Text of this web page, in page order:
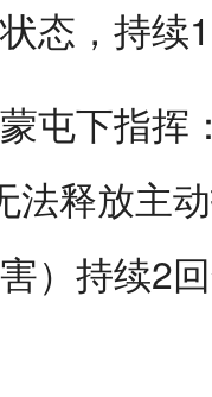
态，持续
屯下指挥
法释放主
）持续2